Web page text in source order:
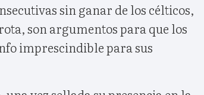
sin ganar de los célticos,
son argumentos para que los
imprescindible para sus